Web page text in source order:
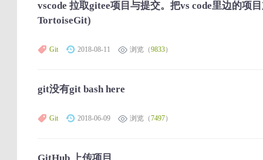
vscode 拉取gitee项目与提交。把vs code里边的项
TortoiseGit)
Git 2018-08-11 浏览（9833）
git没有git bash here
Git 2018-06-09 浏览（7497）